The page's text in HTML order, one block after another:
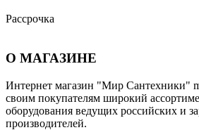
Рассрочка
О МАГАЗИНЕ
Интернет магазин "Мир Сантехники"
своим покупателям широкий
оборудования ведущих российских и
производителей.